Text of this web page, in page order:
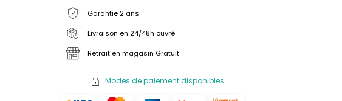
Garantie 2 ans
Livraison en 24/48h ouvré
Retrait en magasin Gratuit
Modes de paiement disponibles